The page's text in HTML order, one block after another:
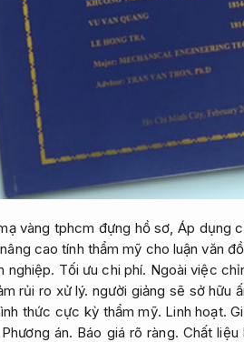
vàng tphcm đựng hồ sơ, Áp dụng
cao tính thẩm mỹ cho luận văn
nghiệp. Tối ưu chi phí. Ngoài việc
rủi ro xử lý. người giảng sẽ sở hữu
thức cực kỳ thẩm mỹ. Linh hoạt.
Phương án. Báo giá rõ ràng. Chất